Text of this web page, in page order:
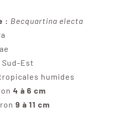
: Becquartina electa
Sud-Est
humides
4 à 6 cm
9 à 11 cm